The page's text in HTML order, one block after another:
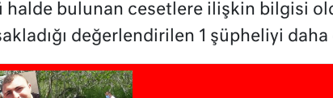
halde bulunan cesetlere ilişkin bilgisi
değerlendirilen 1 şüpheliyi daha